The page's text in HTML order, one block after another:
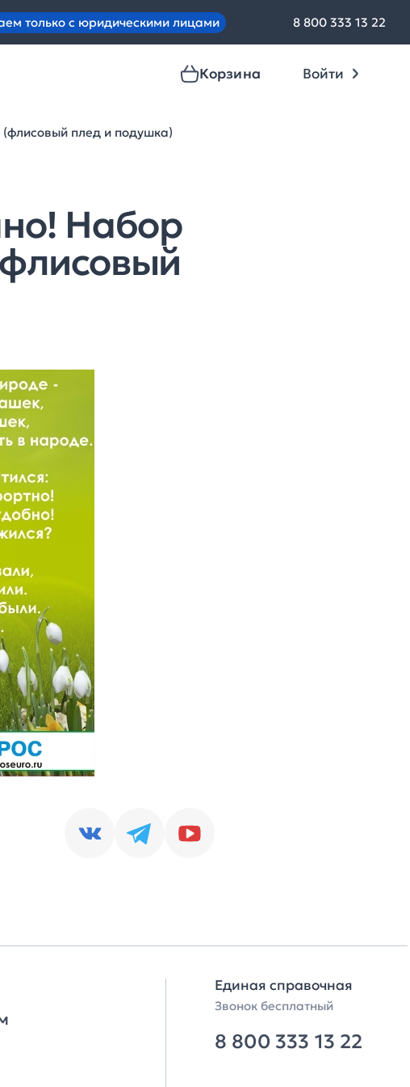
только с юридическими лицами 8 800 333 13 22
Корзина Войти
плед и подушка)
Набор
Единая справочная
Звонок бесплатный
8 800 333 13 22